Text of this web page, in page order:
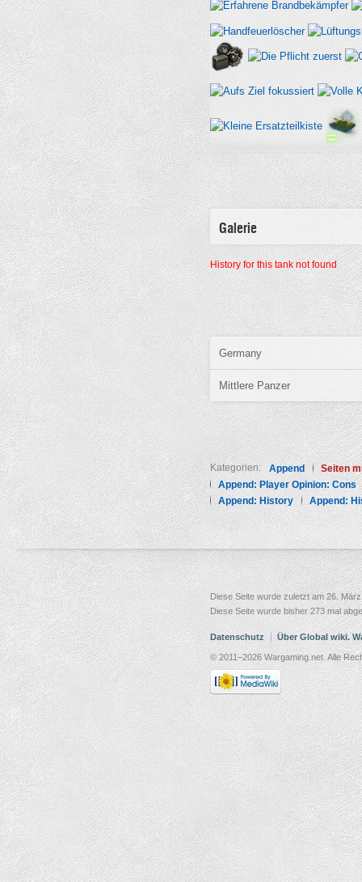
Galerie
History for this tank not found
Germany
Mittlere Panzer
Kategorien: Append
Seiten
Append: Player Opinion: Cons
Append: History
Append:
Diese Seite wurde zuletzt am 26.
Diese Seite wurde bisher 273 mal
Datenschutz Über Global wiki.
© 2011–2026 Wargaming.net. Alle